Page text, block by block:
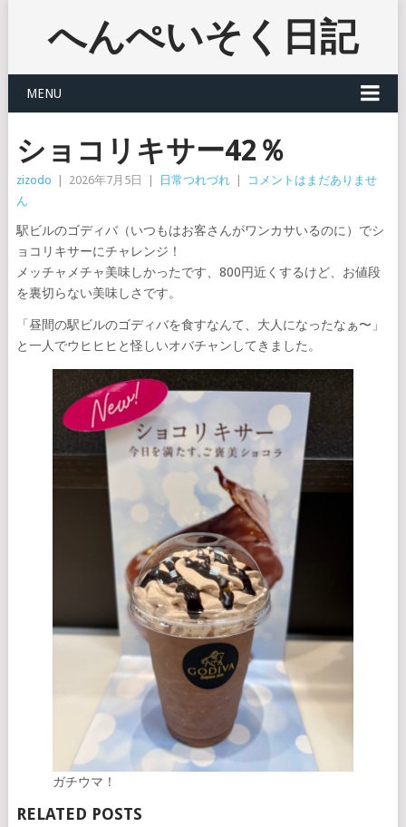
へんぺいそく日記
MENU
ショコリキサー42％
zizodo 2026年7月5日 日常つれづれ
コメントはまだありませ
ん
駅ビルのゴディバ（いつもはお客さんがワンカサいるのに）でシ
ョコリキサーにチャレンジ！
メッチャメチャ美味しかったです、800円近くするけど、お値段
を裏切らない美味しさです。
「昼間の駅ビルのゴディバを食すなんて、大人になったなぁ〜」
と一人でウヒヒヒと怪しいオバチャンしてきました。
ガチウマ！
RELATED POSTS